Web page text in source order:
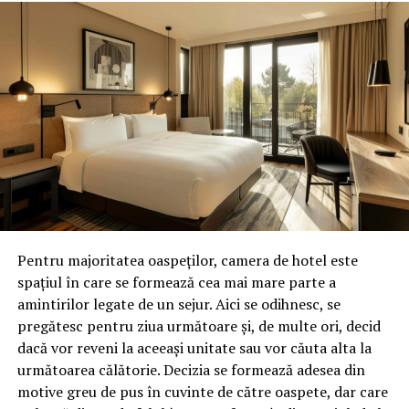
Negulescu? Nu-i așa că s-ar putea să aflăm lucruri
senzaționale despre cea mai întunecată perioadă din
istoria recentă a României? Despre cum a fost batjocorit
statul de drept? Despre cum au fost umiliți și cetățenii și
judecătorii? Despre cum le-a fost restrânsă dramatic
independența magistraților? Despre ce anume interese a
servit „elita DNA” din Prahova? Când stai cu pistoalele
pe masă, când transformi asta într-un obicei, când nu
mai ești atent, pentru că te crezi infailibil, poți face
greșeli. Unele fatale. Aceste arme letale se pot descărca
din greșeală chiar în pieptul celor care le mânuiesc. Și
asta chiar s-a întâmplat. De astă dată, la figurat.
Sorin Rosca Stanescu
ArticolulCu pistoalele pe masă/ Cu pistoale pe masă,
anchetau și cei de la NKVDapare prima dată în Ziarul
Pentru majoritatea oaspeților, camera de hotel este
spațiul în care se formează cea mai mare parte a
amintirilor legate de un sejur. Aici se odihnesc, se
pregătesc pentru ziua următoare și, de multe ori, decid
dacă vor reveni la aceeași unitate sau vor căuta alta la
următoarea călătorie. Decizia se formează adesea din
motive greu de pus în cuvinte de către oaspete, dar care